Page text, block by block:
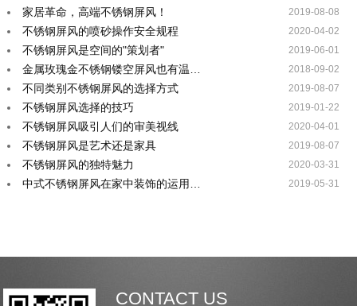
家居革命，高端不锈钢屏风！ 2019-08-08
不锈钢屏风的喷砂操作安全规程 2020-04-02
不锈钢屏风是空间的"策划者" 2019-06-01
金属玫瑰金不锈钢镂空屏风也有温… 2018-09-02
不同类别不锈钢屏风的选择方式 2019-08-07
不锈钢屏风选择的技巧 2019-01-22
不锈钢屏风吸引人们的审美视线 2020-04-01
不锈钢屏风是艺术还是家具 2019-08-07
不锈钢屏风的独特魅力 2020-03-31
中式不锈钢屏风在家中装饰的运用… 2019-05-31
CONTACT US